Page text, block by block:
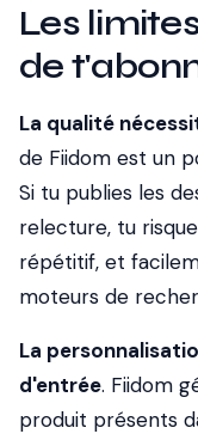
Les
de
La qualité
de Fiidom est un
Si tu publies les
relecture, tu
répétitif, et
moteurs de
La
d'entrée. Fiidom
produit présents